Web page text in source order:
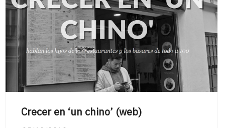
Crecer en ‘un chino’ (web)